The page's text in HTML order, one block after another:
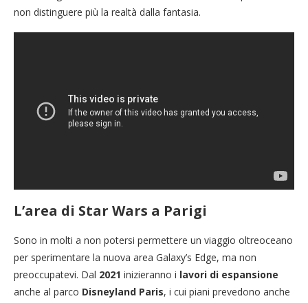
non distinguere più la realtà dalla fantasia.
L’area di Star Wars a Parigi
Sono in molti a non potersi permettere un viaggio oltreoceano
per sperimentare la nuova area Galaxy’s Edge, ma non
preoccupatevi. Dal 2021 inizieranno i lavori di espansione
anche al parco Disneyland Paris, i cui piani prevedono anche